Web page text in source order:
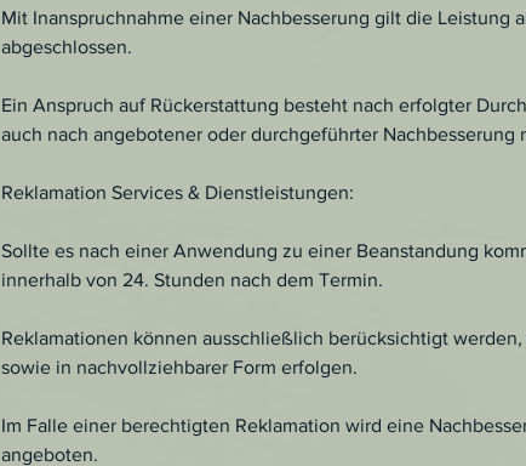
Mit Inanspruchnahme einer Nachbesserung gilt die Leistung
abgeschlossen.
Ein Anspruch auf Rückerstattung besteht nach erfolgter
auch nach angebotener oder durchgeführter Nachbesserung
Reklamation Services & Dienstleistungen:
Sollte es nach einer Anwendung zu einer Beanstandung
innerhalb von 24. Stunden nach dem Termin.
Reklamationen können ausschließlich berücksichtigt
sowie in nachvollziehbarer Form erfolgen.
Im Falle einer berechtigten Reklamation wird eine
angeboten.